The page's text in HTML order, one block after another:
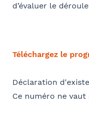
d’évaluer le
Téléchargez le
Déclaration
Ce numéro ne vaut
Bureau formateur